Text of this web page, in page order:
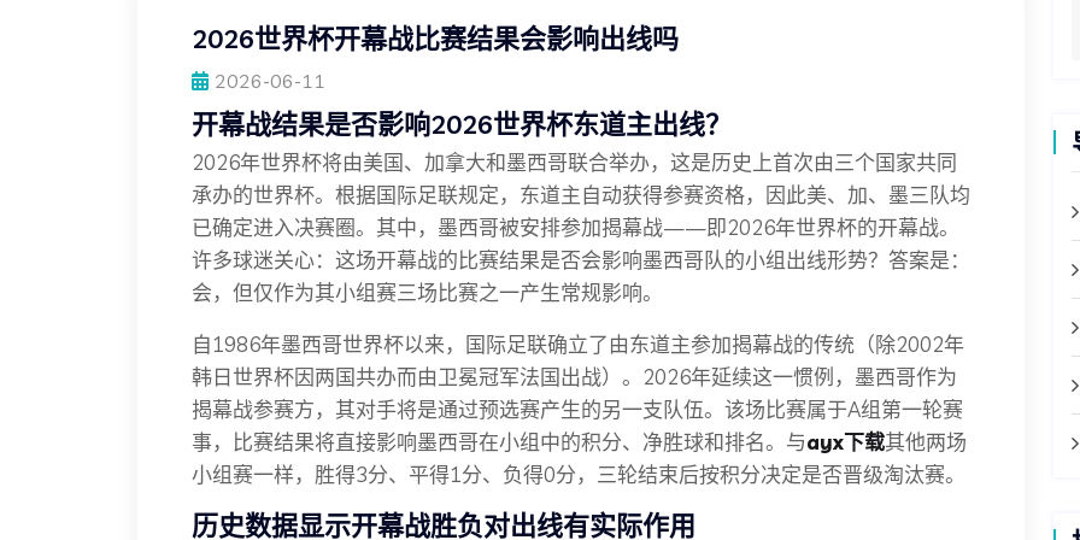
2026世界杯开幕战比赛结果会影响出线吗
2026-06-11
开幕战结果是否影响2026世界杯东道主出线？
2026年世界杯将由美国、加拿大和墨西哥联合举办，这是历史上首次由三个国家共同
承办的世界杯。根据国际足联规定，东道主自动获得参赛资格，因此美、加、墨三队均
已确定进入决赛圈。其中，墨西哥被安排参加揭幕战——即2026年世界杯的开幕战。
许多球迷关心：这场开幕战的比赛结果是否会影响墨西哥队的小组出线形势？答案是：
会，但仅作为其小组赛三场比赛之一产生常规影响。
自1986年墨西哥世界杯以来，国际足联确立了由东道主参加揭幕战的传统（除2002年
韩日世界杯因两国共办而由卫冕冠军法国出战）。2026年延续这一惯例，墨西哥作为
揭幕战参赛方，其对手将是通过预选赛产生的另一支队伍。该场比赛属于A组第一轮赛
事，比赛结果将直接影响墨西哥在小组中的积分、净胜球和排名。与ayx下载其他两场
小组赛一样，胜得3分、平得1分、负得0分，三轮结束后按积分决定是否晋级淘汰赛。
历史数据显示开幕战胜负对出线有实际作用